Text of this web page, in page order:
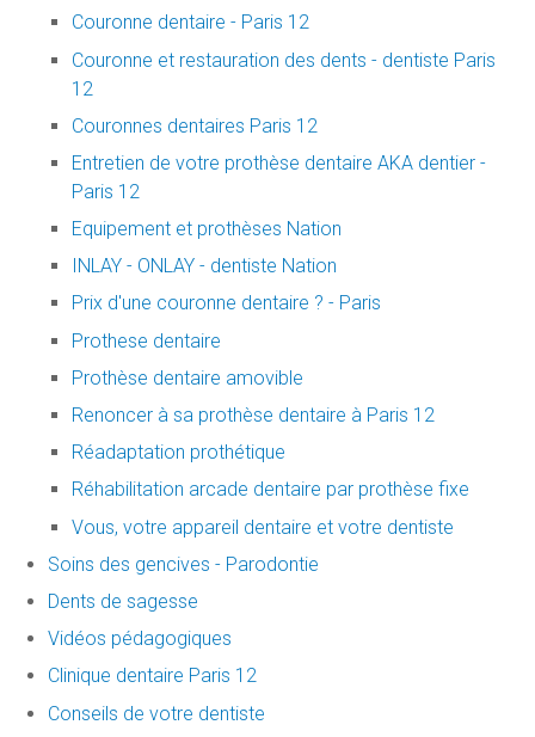
Couronne dentaire - Paris 12
Couronne et restauration des dents - dentiste Paris
12
Couronnes dentaires Paris 12
Entretien de votre prothèse dentaire AKA dentier -
Paris 12
Equipement et prothèses Nation
INLAY - ONLAY - dentiste Nation
Prix d'une couronne dentaire ? - Paris
Prothese dentaire
Prothèse dentaire amovible
Renoncer à sa prothèse dentaire à Paris 12
Réadaptation prothétique
Réhabilitation arcade dentaire par prothèse fixe
Vous, votre appareil dentaire et votre dentiste
Soins des gencives - Parodontie
Dents de sagesse
Vidéos pédagogiques
Clinique dentaire Paris 12
Conseils de votre dentiste